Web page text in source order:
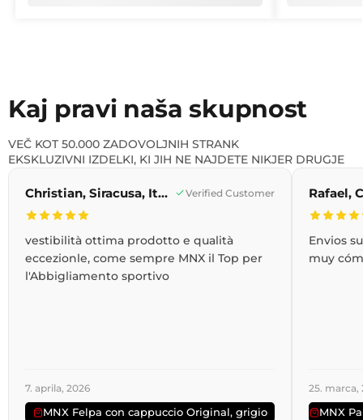
Kaj pravi naša skupnost
VEČ KOT 50.000 ZADOVOLJNIH STRANK
EKSKLUZIVNI IZDELKI, KI JIH NE NAJDETE NIKJER DRUGJE
Christian, Siracusa, Italija Verified Customer
vestibilità ottima prodotto e qualità
eccezionle, come sempre MNX il Top per
l'Abbigliamento sportivo
7. aprila, 2026
MNX Felpa con cappuccio Original, grigio
Envios
muy
25. marca,
MNX